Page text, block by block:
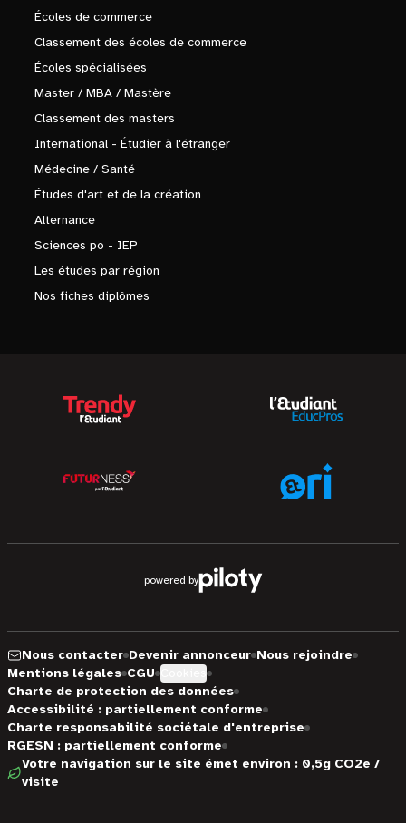
Écoles de commerce
Classement des écoles de commerce
Écoles spécialisées
Master / MBA / Mastère
Classement des masters
International - Étudier à l'étranger
Médecine / Santé
Études d'art et de la création
Alternance
Sciences po - IEP
Les études par région
Nos fiches diplômes
powered by
Nous contacter Devenir annonceur Nous rejoindre
Mentions légales CGU
Charte de protection des données
Accessibilité : partiellement conforme
Charte responsabilité sociétale d'entreprise
RGESN : partiellement conforme
Votre navigation sur le site émet environ : 0,5g CO2e /
visite